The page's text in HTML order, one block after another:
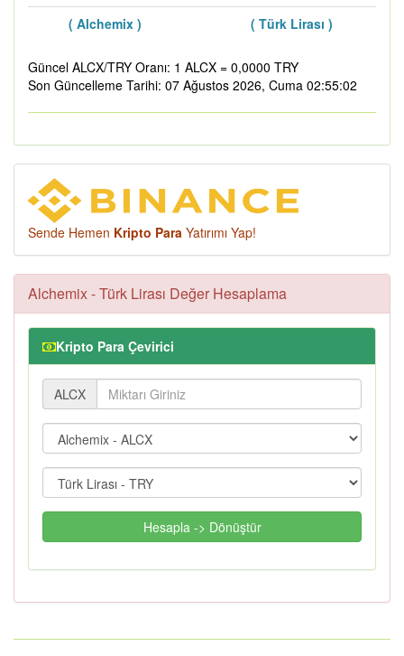
( Alchemix ) ( Türk Lirası )
Güncel ALCX/TRY Oranı: 1 ALCX = 0,0000 TRY
Son Güncelleme Tarihi: 07 Ağustos 2026, Cuma 02:55:02
Sende Hemen Kripto Para Yatırımı Yap!
Alchemix - Türk Lirası Değer Hesaplama
Kripto Para Çevirici
ALCX
Hesapla -> Dönüştür